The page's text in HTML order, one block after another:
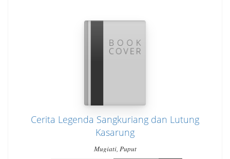
Cerita Legenda Sangkuriang dan Lutung
Kasarung
Mugiati, Puput